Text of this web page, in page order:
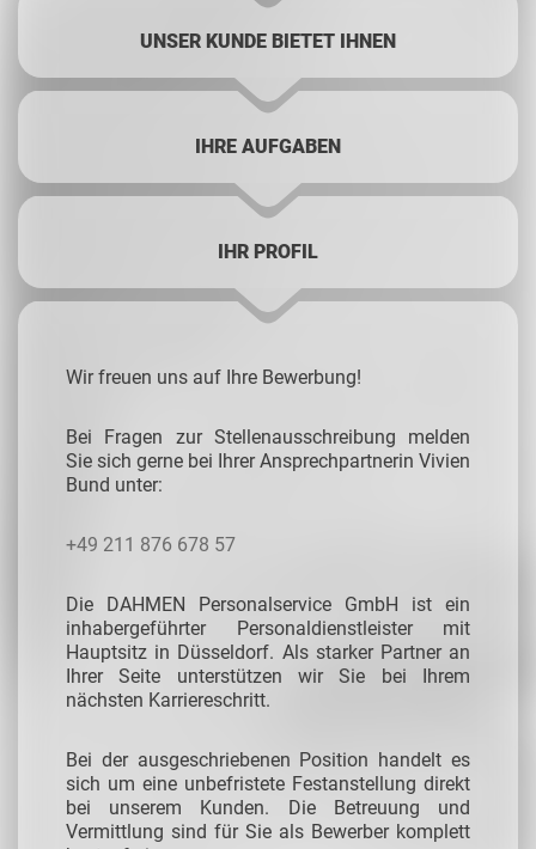
UNSER KUNDE BIETET IHNEN
IHRE AUFGABEN
IHR PROFIL
Wir freuen uns auf Ihre Bewerbung!
Bei Fragen zur Stellenausschreibung melden
Sie sich gerne bei Ihrer Ansprechpartnerin Vivien
Bund unter:
+49 211 876 678 57
Die DAHMEN Personalservice GmbH ist ein
inhabergeführter Personaldienstleister mit
Hauptsitz in Düsseldorf. Als starker Partner an
Ihrer Seite unterstützen wir Sie bei Ihrem
nächsten Karriereschritt.
Bei der ausgeschriebenen Position handelt es
sich um eine unbefristete Festanstellung direkt
bei unserem Kunden. Die Betreuung und
Vermittlung sind für Sie als Bewerber komplett